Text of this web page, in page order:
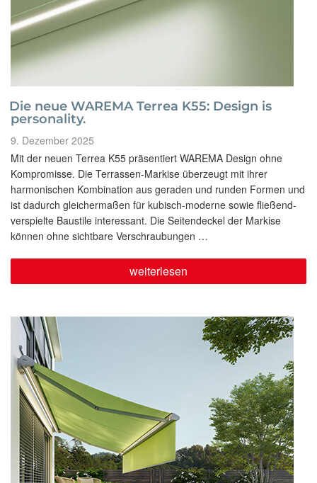
Die neue WAREMA Terrea K55: Design is
personality.
Veröffentlicht
am
9. Dezember 2025
Mit der neuen Terrea K55 präsentiert WAREMA Design ohne
Kompromisse. Die Terrassen-Markise überzeugt mit ihrer
harmonischen Kombination aus geraden und runden Formen und
ist dadurch gleichermaßen für kubisch-moderne sowie fließend-
verspielte Baustile interessant. Die Seitendeckel der Markise
können ohne sichtbare Verschraubungen …
„Die
neue
K55:
weiterlesen